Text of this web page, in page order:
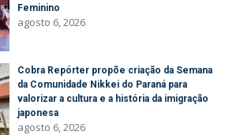
Feminino
agosto 6, 2026
Cobra Repórter propõe criação da Semana
da Comunidade Nikkei do Paraná para
valorizar a cultura e a história da imigração
japonesa
agosto 6, 2026